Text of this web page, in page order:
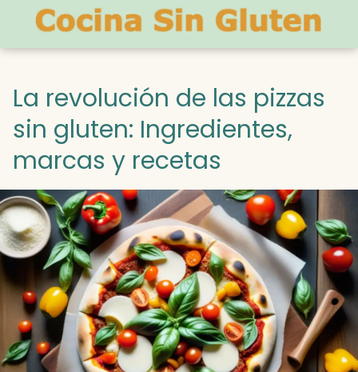
La revolución de las pizzas
sin gluten: Ingredientes,
marcas y recetas